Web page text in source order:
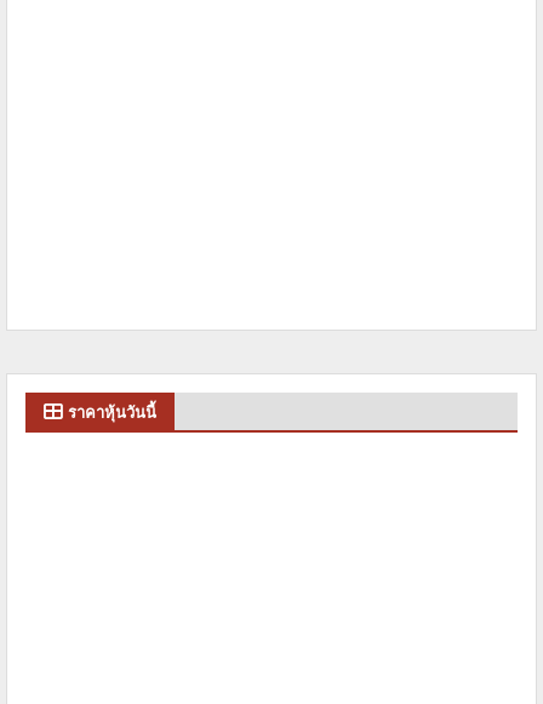
ราคาหุ้นวันนี้